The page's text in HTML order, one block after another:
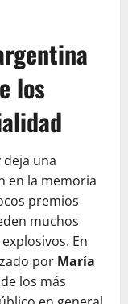
los
deja una
en la memoria
premios
muchos
En
por María
los más